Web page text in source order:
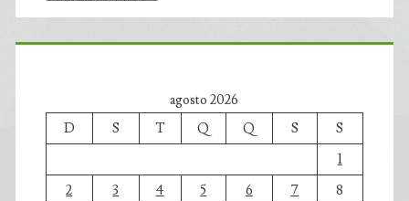
agosto 2026
D
S T Q Q S
S
1
2
3 4 5 6 7
8